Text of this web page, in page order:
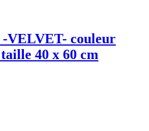
-VELVET- couleur
40 x 60 cm